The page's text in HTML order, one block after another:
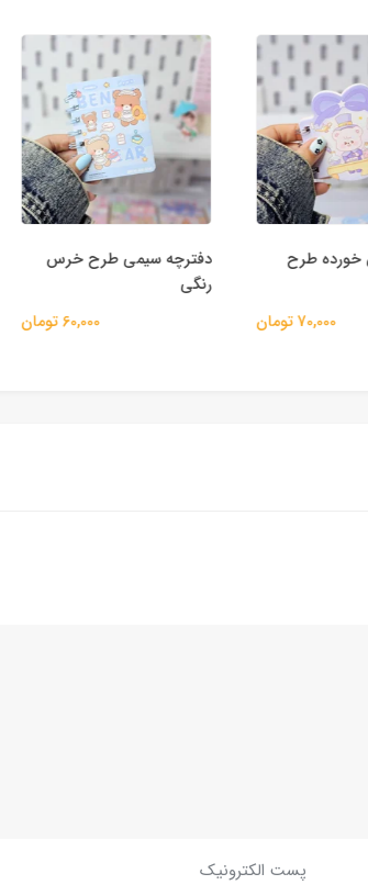
طرح
70,000 تومان
دفترچه سیمی طرح خرس
رنگی
60,000 تومان
پست الکترونیک